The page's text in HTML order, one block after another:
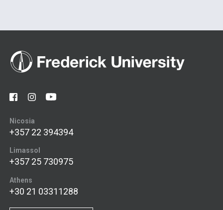
Nicosia
+357 22 394394
Limassol
+357 25 730975
Athens
+30 21 03311288